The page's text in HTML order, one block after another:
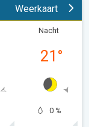
Weerkaart
Nacht
21 °
0 %